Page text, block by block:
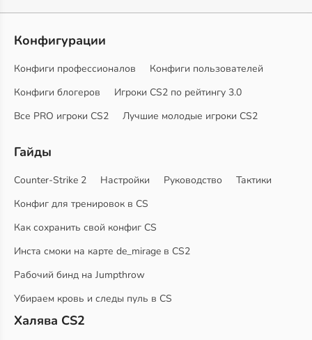
Конфигурации
Конфиги профессионалов
Конфиги пользователей
Конфиги блогеров
Игроки CS2 по рейтингу 3.0
Все PRO игроки CS2
Лучшие молодые игроки CS2
Гайды
Counter-Strike 2 Настройки Руководство
Тактики
Конфиг для тренировок в CS
Как сохранить свой конфиг CS
Инста смоки на карте de_mirage в CS2
Рабочий бинд на Jumpthrow
Убираем кровь и следы пуль в CS
Халява CS2